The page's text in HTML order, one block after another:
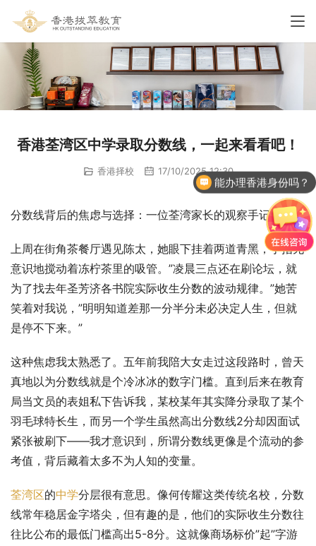
香港荃湾区中学录取分数线，一起来看看吧！
香港择校 17/10/2025 12:30
分数线背后的焦虑与选择：一位荃湾家长的观察手记
上周在街角茶餐厅遇见陈太，她眼下挂着两道青黑，手指无
意识地搅动着冻柠茶里的吸管。”凌晨三点还在刷论坛，就
为了找去年圣芳济各书院实际收生分数的波动规律。”她苦
笑着对我说，”明明知道差那一分半分未必决定人生，但就
是停不下来。”
这种焦虑我太熟悉了。五年前我陪大女走过这段路时，曾天
真地以为分数线就是个冷冰冰的数字门槛。直到后来在教育
局当文员的表姐私下告诉我，某校某年其实降分录取了某个
羽毛球特长生，而另一个学生虽然高出分数线2分却因面试
紧张被刷下——我才意识到，所谓分数线更像是个流动的参
考值，背后藏着太多不为人知的变量。
荃湾区的中学分层很有意思。像何传耀这类传统名校，分数
线常年稳居金字塔尖，但有趣的是，他们的实际收生分数往
往比公布的最低门槛高出5-8分。这就像商场标价”起”字游
能办理香港身份吗？